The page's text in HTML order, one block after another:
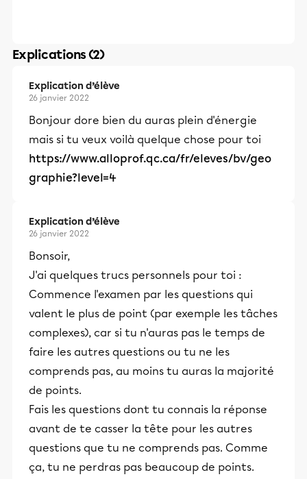
Explications (2)
Explication d’élève
26 janvier 2022
Bonjour dore bien du auras plein d'énergie
mais si tu veux voilà quelque chose pour toi
https://www.alloprof.qc.ca/fr/eleves/bv/geo
graphie?level=4
Explication d’élève
26 janvier 2022
Bonsoir,
J'ai quelques trucs personnels pour toi :
Commence l'examen par les questions qui
valent le plus de point (par exemple les tâches
complexes), car si tu n'auras pas le temps de
faire les autres questions ou tu ne les
comprends pas, au moins tu auras la majorité
de points.
Fais les questions dont tu connais la réponse
avant de te casser la tête pour les autres
questions que tu ne comprends pas. Comme
ça, tu ne perdras pas beaucoup de points.